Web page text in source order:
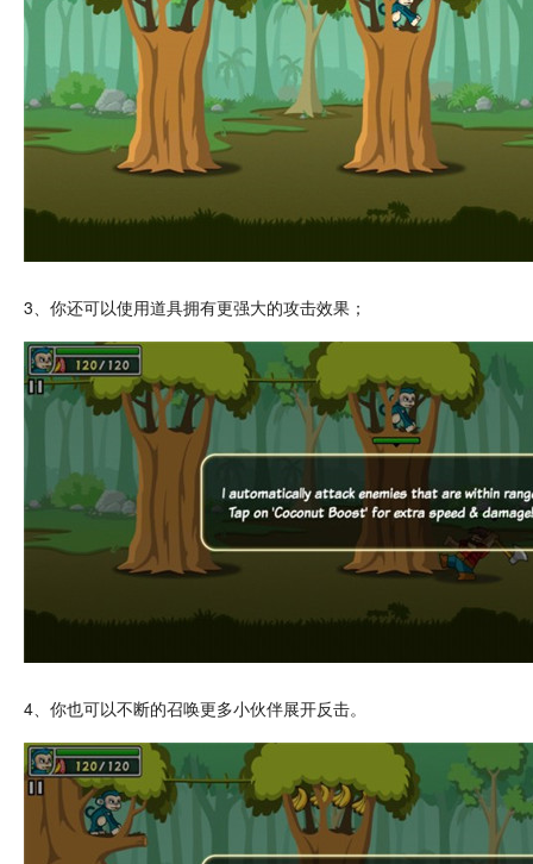
3、你还可以使用道具拥有更强大的攻击效果；
4、你也可以不断的召唤更多小伙伴展开反击。